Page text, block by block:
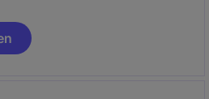
en initiatieven zowel
strategie als op lokale